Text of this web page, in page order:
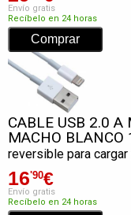
Envío gratis
Recíbelo en 24 horas
CABLE USB 2.0
MACHO BLANCO
reversible para
16'90€
Envío gratis
Recíbelo en 24 horas